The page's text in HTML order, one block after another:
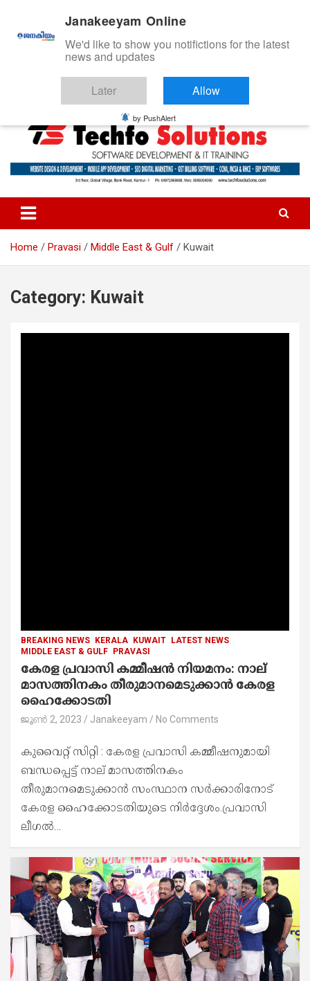
n
ജനകീയം ഓൺ‌ലൈൻ
Home Pravasi Middle East & Gulf Kuwait
Category: Kuwait
BREAKING NEWS KERALA KUWAIT
LATEST NEWS
MIDDLE EAST & GULF
PRAVASI
കേരള പ്രവാസി കമ്മീഷൻ നിയമനം: നാല്
മാസത്തിനകം തീരുമാനമെടുക്കാൻ കേരള
ഹൈക്കോടതി
ജൂൺ 2, 2023 Janakeeyam No Comments
കുവൈറ്റ് സിറ്റി : കേരള പ്രവാസി കമ്മീഷനുമായി
ബന്ധപ്പെട്ട് നാല് മാസത്തിനകം
തീരുമാനമെടുക്കാൻ സംസ്ഥാന സർക്കാരിനോട്
കേരള ഹൈക്കോടതിയുടെ നിർദ്ദേശം.പ്രവാസി
ലീഗൽ…
Janakeeyam Online
We'd like to show you notifictions for the latest
news and updates
Later Allow
by PushAlert